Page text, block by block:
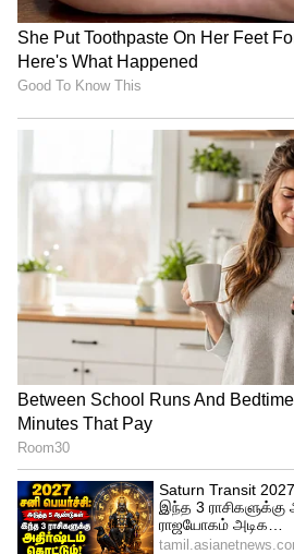
Getty
'டபுள் சைடு' மார்க்கிங்
பட்டுப்புடவை அல்லது
சுடிதார் எனில்,
பகுதிக்கு கீழே ஒரு
டேப் (Paper Medical Tape)
செல்லோடேப்பைச் சுற்றி
துணியை பின்னின்
போகவிடாமல்